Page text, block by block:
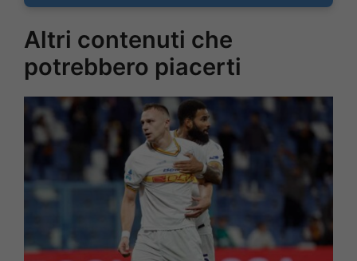
Altri contenuti che
potrebbero piacerti